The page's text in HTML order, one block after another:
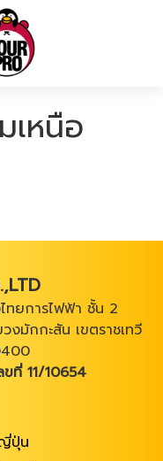
เหนือ
ทยการไฟฟ้า ชั้น 2
งมักกะสัน เขตราชเทวี
ที่ 11/10654
ปุ่น